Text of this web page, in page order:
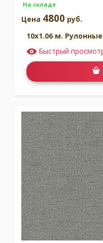
На складе
Цена 4800 руб.
10x1.06 м.
Быстрый